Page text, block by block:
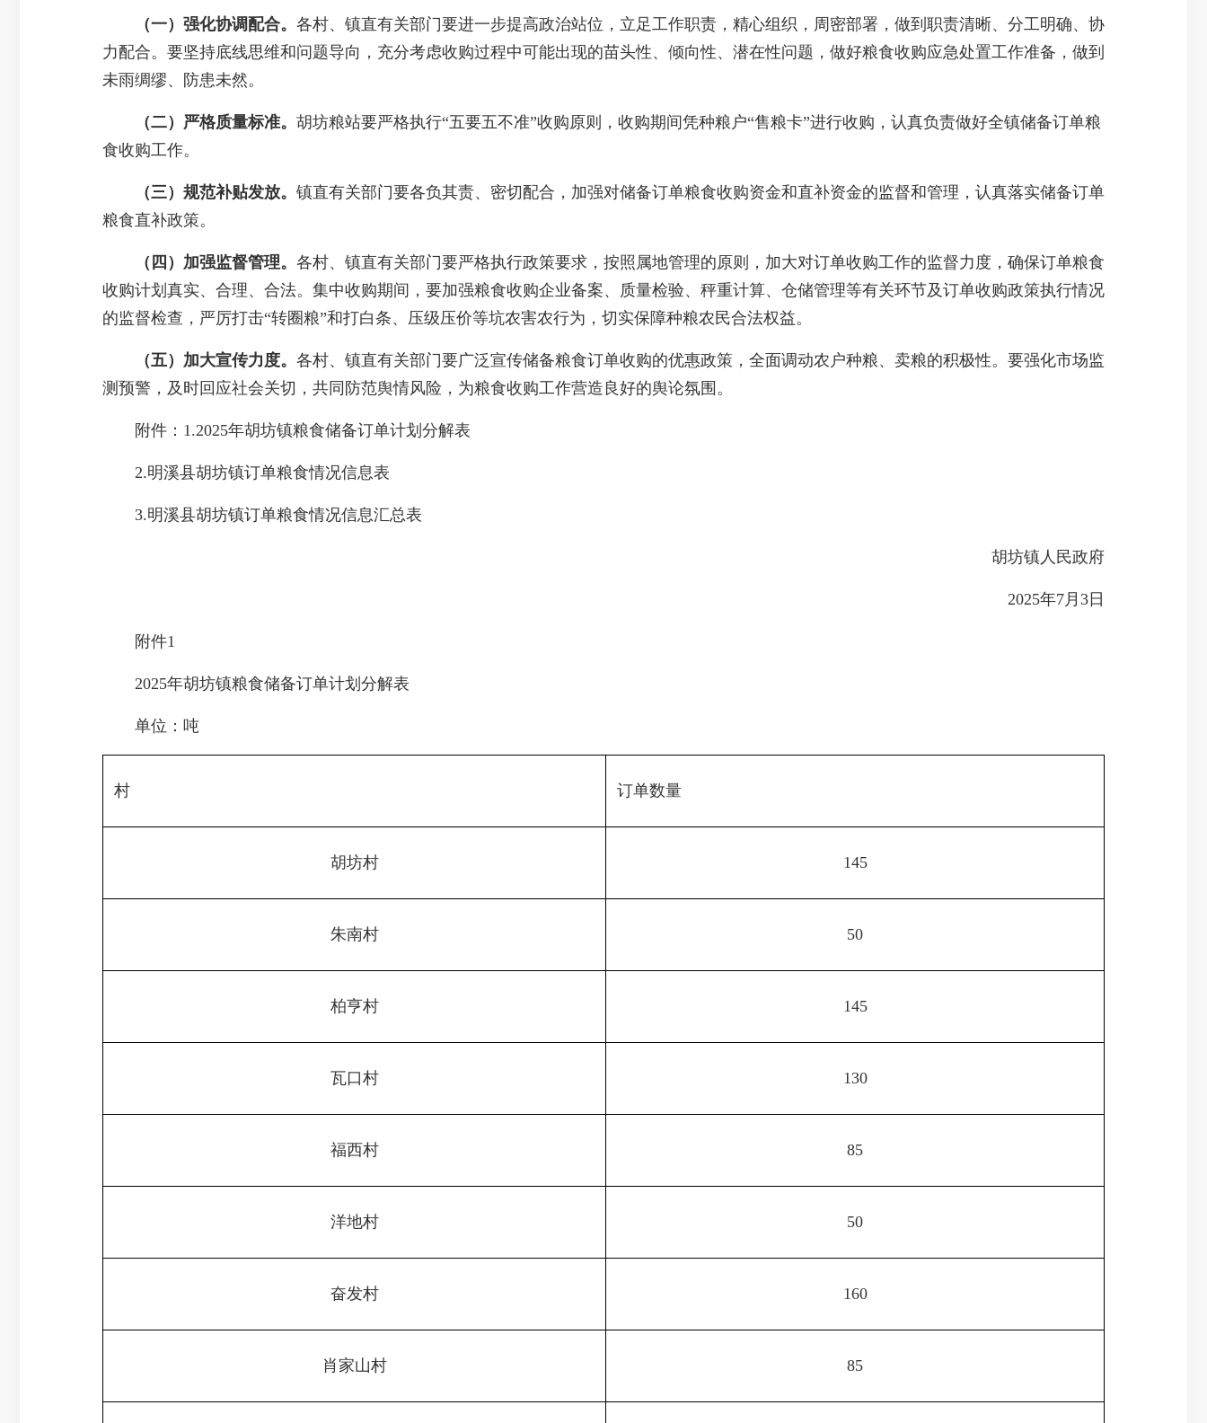
（一）强化协调配合。 各村、镇直有关部门要进一步提高政治站位，立足工作职责，精心组织，周密部署，做到职责清晰、分工明确、协
力配合。要坚持底线思维和问题导向，充分考虑收购过程中可能出现的苗头性、倾向性、潜在性问题，做好粮食收购应急处置工作准备，做到
未雨绸缪、防患未然。
（二）严格质量标准。 胡坊粮站要严格执行“五要五不准”收购原则，收购期间凭种粮户“售粮卡”进行收购，认真负责做好全镇储备订单粮
食收购工作。
（三）规范补贴发放。 镇直有关部门要各负其责、密切配合，加强对储备订单粮食收购资金和直补资金的监督和管理，认真落实储备订单
粮食直补政策。
（四）加强监督管理。 各村、镇直有关部门要严格执行政策要求，按照属地管理的原则，加大对订单收购工作的监督力度，确保订单粮食
收购计划真实、合理、合法。集中收购期间，要加强粮食收购企业备案、质量检验、秤重计算、仓储管理等有关环节及订单收购政策执行情况
的监督检查，严厉打击“转圈粮”和打白条、压级压价等坑农害农行为，切实保障种粮农民合法权益。
（五）加大宣传力度。 各村、镇直有关部门要广泛宣传储备粮食订单收购的优惠政策，全面调动农户种粮、卖粮的积极性。要强化市场监
测预警，及时回应社会关切，共同防范舆情风险，为粮食收购工作营造良好的舆论氛围。
附件：1.2025年胡坊镇粮食储备订单计划分解表
2.明溪县胡坊镇订单粮食情况信息表
3.明溪县胡坊镇订单粮食情况信息汇总表
胡坊镇人民政府
2025年7月3日
附件1
2025年胡坊镇粮食储备订单计划分解表
单位：吨
村 订单数量
胡坊村 145
朱南村 50
柏亨村 145
瓦口村 130
福西村 85
洋地村 50
奋发村 160
肖家山村 85